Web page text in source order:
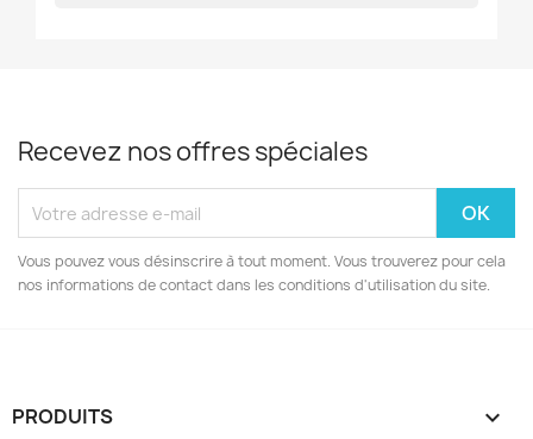
Recevez nos offres spéciales
Vous pouvez vous désinscrire à tout moment. Vous trouverez pour cela
nos informations de contact dans les conditions d'utilisation du site.
PRODUITS 